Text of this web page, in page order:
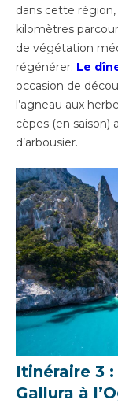
dans cette
kilomètres
de végétation
régénérer. Le
occasion de
l’agneau aux
cèpes (en saison)
d’arbousier.
Itinéraire 3 :
Gallura à